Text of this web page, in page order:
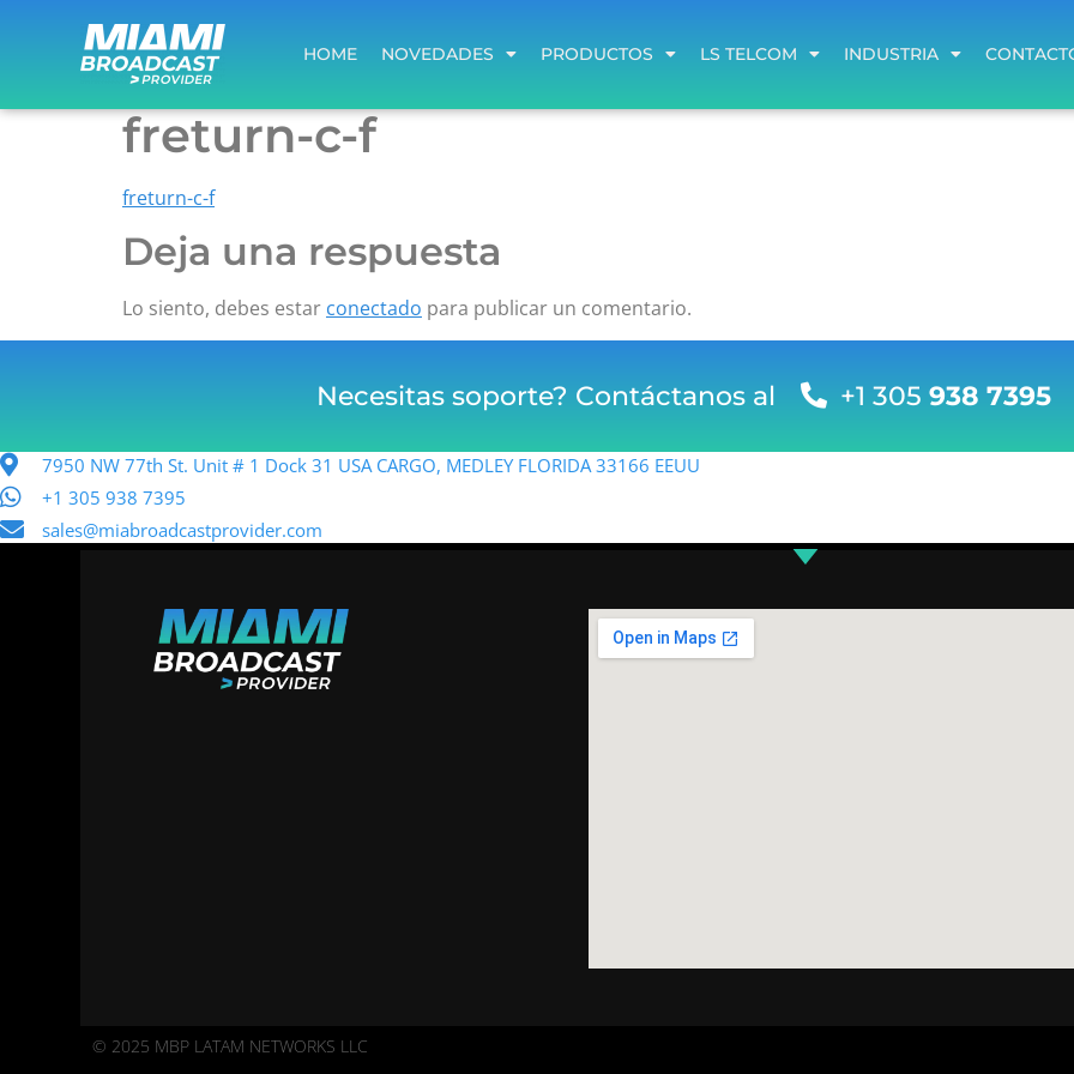
HOME NOVEDADES PRODUCTOS LS TELCOM INDUSTRIA
HOME NOVEDADES PRODUCTOS LS TELCOM INDUSTRIA
freturn-c-f
freturn-c-f
Deja una respuesta
Lo siento, debes estar conectado para publicar un comentario.
Necesitas soporte? Contáctanos al +1 305 938 7395
7950 NW 77th St. Unit # 1 Dock 31 USA CARGO, MEDLEY FLORIDA 33166 EEUU
+1 305 938 7395
sales@miabroadcastprovider.com
© 2025 MBP LATAM NETWORKS LLC